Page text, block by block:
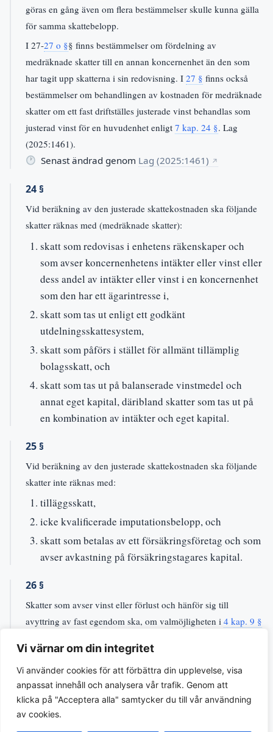
Vi värnar om din integritet
Vi använder cookies för att förbättra din upplevelse, visa
anpassat innehåll och analysera vår trafik. Genom att
klicka på "Acceptera alla" samtycker du till vår användning
av cookies.
göras en gång även om flera bestämmelser skulle kunna gälla
för samma skattebelopp.
I 27-27 o §§ finns bestämmelser om fördelning av
medräknade skatter till en annan koncernenhet än den som
har tagit upp skatterna i sin redovisning. I 27 § finns också
bestämmelser om behandlingen av kostnaden för medräknade
skatter om ett fast driftställes justerade vinst behandlas som
justerad vinst för en huvudenhet enligt 7 kap. 24 §. Lag
(2025:1461).
Senast ändrad genom Lag (2025:1461) ↗
24 §
Vid beräkning av den justerade skattekostnaden ska följande
skatter räknas med (medräknade skatter):
skatt som redovisas i enhetens räkenskaper och
som avser koncernenhetens intäkter eller vinst eller
dess andel av intäkter eller vinst i en koncernenhet
som den har ett ägarintresse i,
skatt som tas ut enligt ett godkänt
utdelningsskattesystem,
skatt som påförs i stället för allmänt tillämplig
bolagsskatt, och
skatt som tas ut på balanserade vinstmedel och
annat eget kapital, däribland skatter som tas ut på
en kombination av intäkter och eget kapital.
25 §
Vid beräkning av den justerade skattekostnaden ska följande
skatter inte räknas med:
tilläggsskatt,
icke kvalificerade imputationsbelopp, och
skatt som betalas av ett försäkringsföretag och som
avser avkastning på försäkringstagares kapital.
26 §
Skatter som avser vinst eller förlust och hänför sig till
avyttring av fast egendom ska, om valmöjligheten i 4 kap. 9 §
det år som valet görs.
↩ 1 paragraf refererar hit
27 §